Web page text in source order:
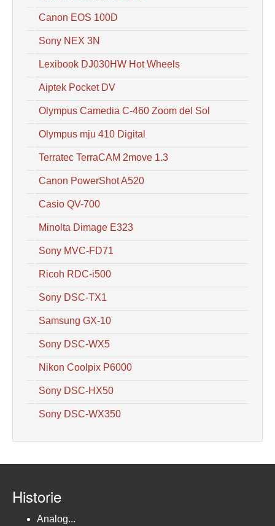
Canon EOS 100D
Sony NEX 3N
Lexibook DJ030HW Hot Wheels
Aiptek Pocket DV
Olympus Camedia C-460 Zoom del Sol
Olympus mju 410 Digital
Terratec TerraCAM 2move 1.3
Canon PowerShot A520
Casio QV-700
Minolta Dimage E323
Sony MVC-FD71
Ricoh RDC-i500
Sony DSC-TX1
Samsung GX-10
Sony DSC-WX5
Nikon Coolpix P6000
Sony DSC-HX50
Sony DSC-WX350
Historie
Analog...